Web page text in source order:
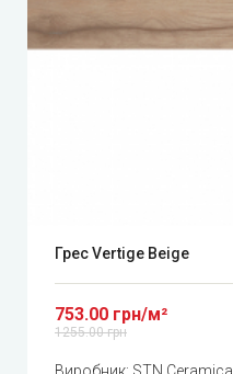
Грес Vertige Beige
753.00 грн/м²
1255.00 грн